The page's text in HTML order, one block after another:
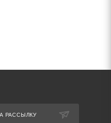
РАССЫЛКУ